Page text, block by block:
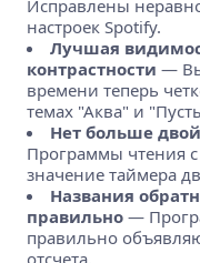
Исправлены
настроек Spotify.
Лучшая
контрастности —
времени теперь
темах "Аква" и
Нет больше
Программы чтения
значение таймера
Названия
правильно —
правильно
отсчета.